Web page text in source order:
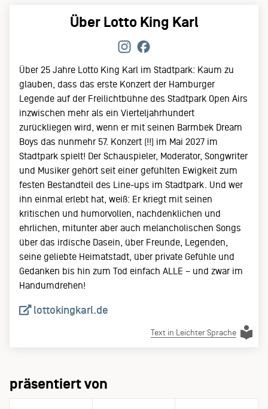
Über Lotto King Karl
Über 25 Jahre Lotto King Karl im Stadtpark: Kaum zu
glauben, dass das erste Konzert der Hamburger
Legende auf der Freilichtbühne des Stadtpark Open Airs
inzwischen mehr als ein Vierteljahrhundert
zurückliegen wird, wenn er mit seinen Barmbek Dream
Boys das nunmehr 57. Konzert (!!) im Mai 2027 im
Stadtpark spielt! Der Schauspieler, Moderator, Songwriter
und Musiker gehört seit einer gefühlten Ewigkeit zum
festen Bestandteil des Line-ups im Stadtpark. Und wer
ihn einmal erlebt hat, weiß: Er kriegt mit seinen
kritischen und humorvollen, nachdenklichen und
ehrlichen, mitunter aber auch melancholischen Songs
über das irdische Dasein, über Freunde, Legenden,
seine geliebte Heimatstadt, über private Gefühle und
Gedanken bis hin zum Tod einfach ALLE – und zwar im
Handumdrehen!
lottokingkarl.de
Text in Leichter Sprache
präsentiert von